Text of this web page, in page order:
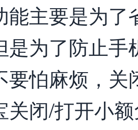
能主要是为
是为了防止
要怕麻烦，
闭/打开小额